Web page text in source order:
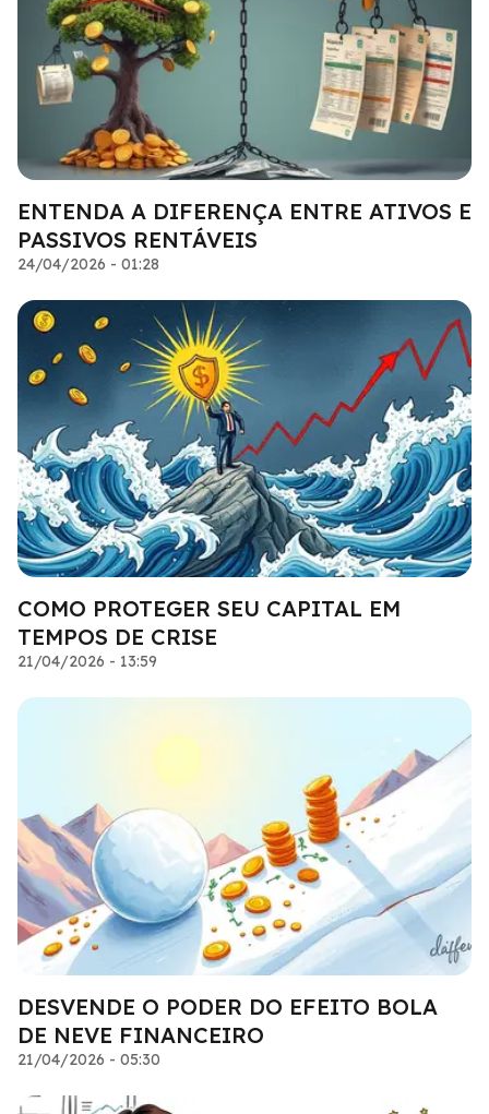
ENTENDA A DIFERENÇA ENTRE ATIVOS E
PASSIVOS RENTÁVEIS
24/04/2026 - 01:28
COMO PROTEGER SEU CAPITAL EM
TEMPOS DE CRISE
21/04/2026 - 13:59
DESVENDE O PODER DO EFEITO BOLA
DE NEVE FINANCEIRO
21/04/2026 - 05:30